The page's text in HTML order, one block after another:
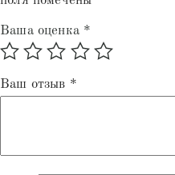
Ваша оценка *
Ваш отзыв *